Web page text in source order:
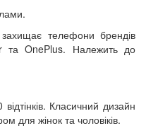
телефони брендів
та OnePlus. Належить до
Класичний дизайн
для жінок та чоловіків.